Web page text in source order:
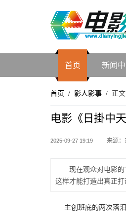
首页 新闻
首页 / 影人影事 / 正文
电影《日掛中
2025-09-27 19:19 来源：
现在观众对电影的
这样才能打造出真正打
主创班底的两次落